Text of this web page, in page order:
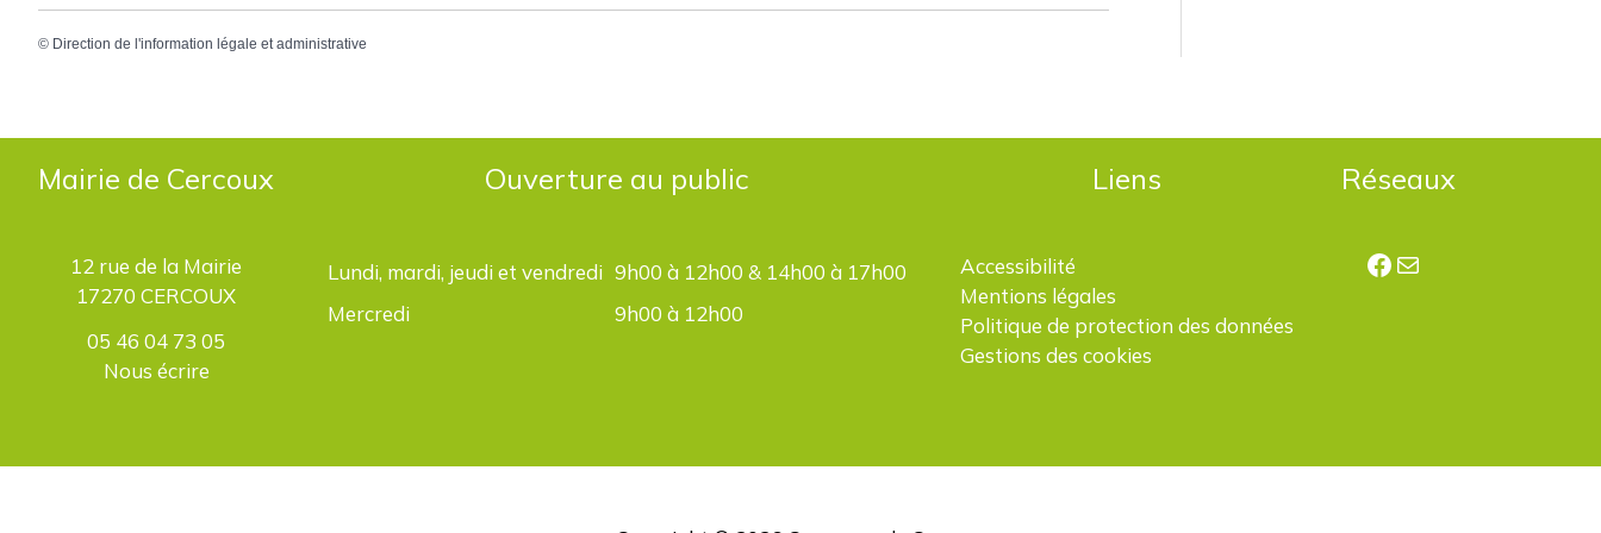
© Direction de l'information légale et administrative
Mairie de Cercoux
12 rue de la Mairie
17270 CERCOUX
05 46 04 73 05
Nous écrire
Ouverture au public
Lundi, mardi, jeudi et vendredi 9h00 à 12h00 & 14h00 à 17h00
Mercredi
9h00 à 12h00
Liens
Accessibilité
Mentions légales
Politique de protection des données
Gestions des cookies
Réseaux
Facebook
E-mail